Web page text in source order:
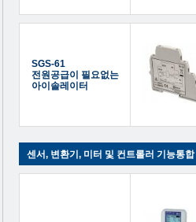
SGS-61
전원공급이 필요없는
아이솔레이터
센서, 변환기, 미터 및 컨트롤러 기능통합